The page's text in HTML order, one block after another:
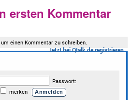
ersten Kommentar